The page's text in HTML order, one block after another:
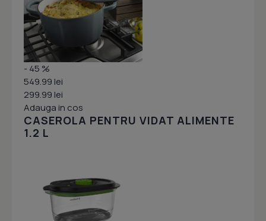
- 45 %
549.99 lei
299.99 lei
Adauga in cos
CASEROLA PENTRU VIDAT ALIMENTE
1.2 L